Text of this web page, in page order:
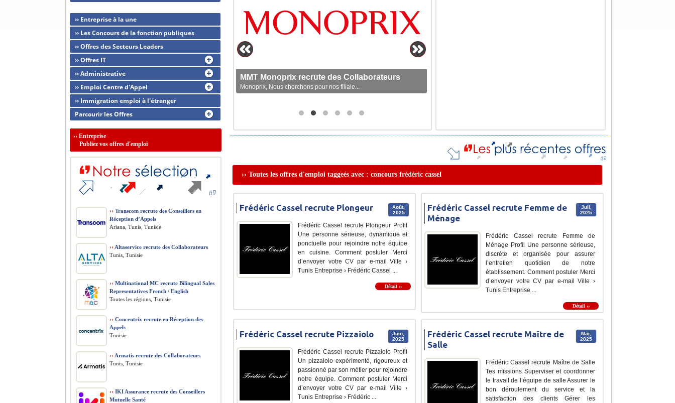
MMT Monoprix recrute des Collaborateurs
Monoprix, Nous cherchons pour nos filiale...
›› Toutes les offres d'emploi taggeés avec : concours frédéric cassel
Août,
2025
Frédéric Cassel recrute Plongeur
Frédéric Cassel recrute Plongeur Profil
Une personne sérieuse, dynamique et
ponctuelle pour rejoindre notre équipe
en cuisine. Comment postuler Merci
d’envoyer votre CV par e-mail Ville ›
Tunis Entreprise › Frédéric Cassel ...
Détail ››
Juil,
2025
Frédéric Cassel recrute Femme de
Ménage
Frédéric Cassel recrute Femme de
Ménage Profil Une personne sérieuse,
discrète et organisée pour assurer
l’entretien quotidien de notre
établissement. Comment postuler Merci
d’envoyer votre CV par e-mail Ville ›
Tunis Entreprise ...
Détail ››
Juin,
2025
Frédéric Cassel recrute Pizzaiolo
Frédéric Cassel recrute Pizzaiolo Profil
Un pizzaiolo expérimenté, rigoureux et
passionné par son métier pour rejoindre
notre équipe. Comment postuler Merci
d’envoyer votre CV par e-mail Ville ›
Tunis Entreprise › Frédéric ...
Mai,
2025
Frédéric Cassel recrute Maître de
Salle
Frédéric Cassel recrute Maître de Salle
Tes missions Superviser et coordonner
le travail de l’équipe de salle Assurer le
bon déroulement du service et la
satisfaction des clients Gérer les
›› Entreprise à la une
›› Les Concours de la fonction publiques
›› Offres des Secteurs Leaders
›› Offres IT
›› Administrative
›› Emploi Centre d'Appel
›› Immigration emploi à l'étranger
Parcourir les Offres
›› Entreprise
Publiez vos offres d'emploi
›› Transcom recrute des Conseillers en
Réception d’Appels
Ariana, Tunis, Tunisie
›› Altaservice recrute des Collaborateurs
Tunis, Tunisie
›› Multinational MC recrute Bilingual Sales
Representatives French / English
Toutes les régions, Tunisie
›› Concentrix recrute en Réception des
Appels
Tunisie
›› Armatis recrute des Collaborateurs
Tunis, Tunisie
›› IKI Assurance recrute des Conseillers
Mutuelle Santé